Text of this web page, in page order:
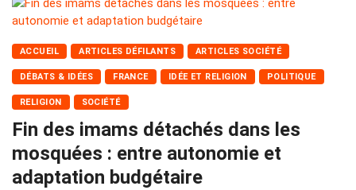
ACCUEIL ARTICLES DÉFILANTS ARTICLES SOCIÉTÉ
DÉBATS & IDÉES FRANCE IDÉE ET RELIGION POLITIQUE
RELIGION SOCIÉTÉ
Fin des imams détachés dans les
mosquées : entre autonomie et
adaptation budgétaire